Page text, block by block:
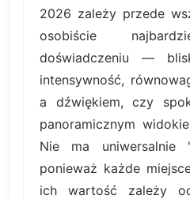
2026 zależy przede
osobiście
doświadczeniu —
intensywność,
a dźwiękiem, czy
panoramicznym
Nie ma uniwersalnie
ponieważ każde
ich wartość zależy